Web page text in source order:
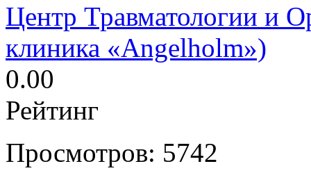
Центр Травматологии и
клиника «Angelholm»)
0.00
Рейтинг
Просмотров: 5742